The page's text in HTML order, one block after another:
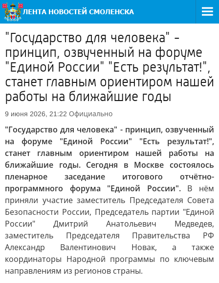
"Государство для человека" -
принцип, озвученный на форуме
"Единой России" "Есть результат!",
станет главным ориентиром нашей
работы на ближайшие годы
9 июня 2026, 21:22 Официально
"Государство для человека" - принцип, озвученный
на форуме "Единой России" "Есть результат!",
станет главным ориентиром нашей работы на
ближайшие годы. Сегодня в Москве состоялось
пленарное заседание итогового отчётно-
программного форума "Единой России". В нём
приняли участие заместитель Председателя Совета
Безопасности России, Председатель партии "Единой
России" Дмитрий Анатольевич Медведев,
заместитель Председателя Правительства РФ
Александр Валентинович Новак, а также
координаторы Народной программы по ключевым
направлениям из регионов страны.